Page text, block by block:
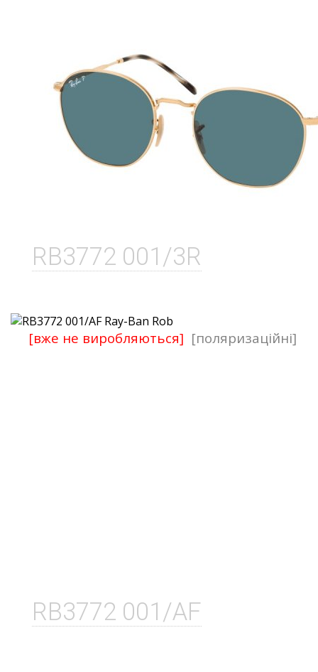
RB3772 001/3R
RB3772 001/AF
[вже не виробляються] [поляризаційні]